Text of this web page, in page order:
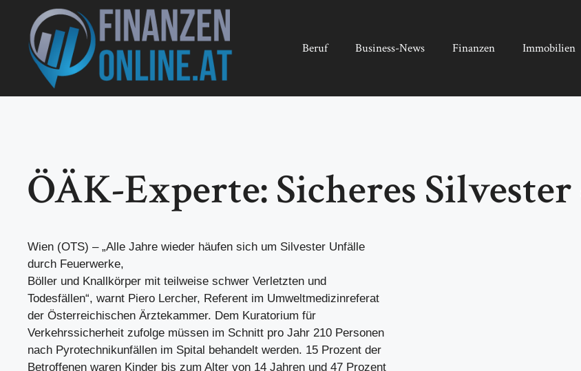
springen
Beruf Business-News Finanzen Immobilien
ÖÄK-Experte: Sicheres
Wien (OTS) – „Alle Jahre wieder häufen sich um Silvester Unfälle
durch Feuerwerke,
Böller und Knallkörper mit teilweise schwer Verletzten und
Todesfällen“, warnt Piero Lercher, Referent im Umweltmedizinreferat
der Österreichischen Ärztekammer. Dem Kuratorium für
Verkehrssicherheit zufolge müssen im Schnitt pro Jahr 210 Personen
nach Pyrotechnikunfällen im Spital behandelt werden. 15 Prozent der
Betroffenen waren Kinder bis zum Alter von 14 Jahren und 47 Prozent